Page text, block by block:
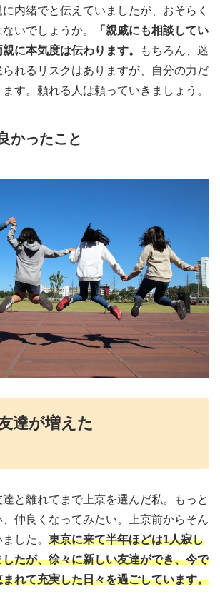
内緒でと伝えていましたが、おそらく
いでしょうか。
「親戚にも相談してい
に本気度は伝わります。
もちろん、迷
れるリスクはありますが、自分の力だ
す。頼れる人は頼っていきましょう。
かったこと
達が増えた
と離れてまで上京を選んだ私。もっと
仲良くなってみたい。上京前からそん
した。 東京に来て半年ほどは1人寂し
たが、徐々に新しい友達ができ、今で
れて充実した日々を過ごしています。